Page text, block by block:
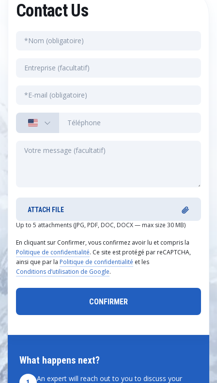
What happens next?
An expert will reach out to you to discuss your
Contact Us
ATTACH FILE
Up to 5 attachments (JPG, PDF, DOC, DOCX — max size 30 MB)
En cliquant sur Confirmer, vous confirmez avoir lu et compris la
Politique de confidentialité. Ce site est protégé par reCAPTCHA,
ainsi que par la Politique de confidentialité et les
Conditions d’utilisation de Google.